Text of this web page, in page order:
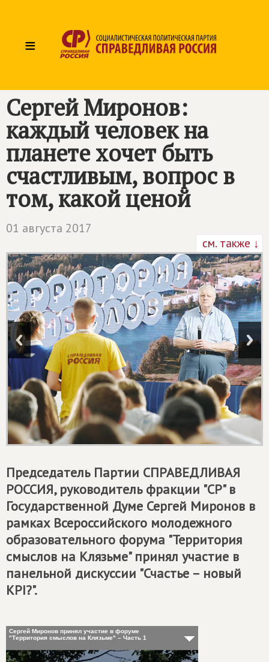
≡
Сергей Миронов:
каждый человек на
планете хочет быть
счастливым, вопрос в
том, какой ценой
01 августа 2017
см. также ↓
Председатель Партии СПРАВЕДЛИВАЯ
РОССИЯ, руководитель фракции "СР" в
Государственной Думе Сергей Миронов в
рамках Всероссийского молодежного
образовательного форума "Территория
смыслов на Клязьме" принял участие в
панельной дискуссии "Счастье – новый
KPI?".
Сергей Миронов принял участие в форуме
"Территория смыслов на Клязьме" – Часть 1